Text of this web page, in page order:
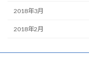
2018年3月
2018年2月